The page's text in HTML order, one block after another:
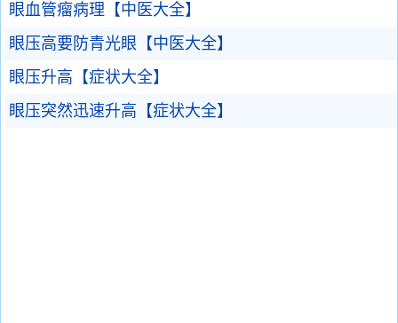
眼血管瘤病理【中医大全】
眼压高要防青光眼【中医大全】
眼压升高【症状大全】
眼压突然迅速升高【症状大全】